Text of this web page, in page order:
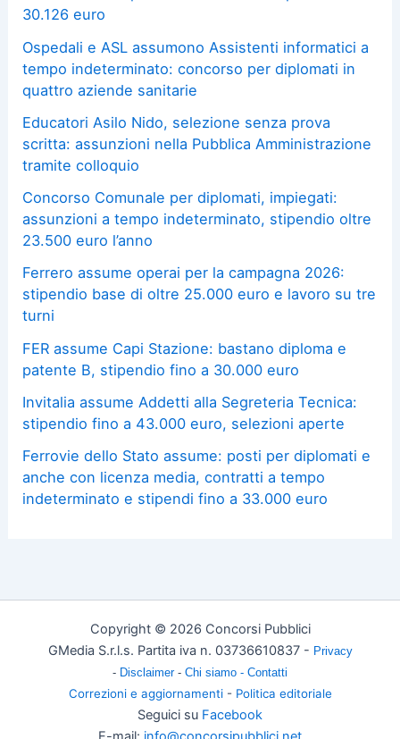
30.126 euro
Ospedali e ASL assumono Assistenti informatici a
tempo indeterminato: concorso per diplomati in
quattro aziende sanitarie
Educatori Asilo Nido, selezione senza prova
scritta: assunzioni nella Pubblica Amministrazione
tramite colloquio
Concorso Comunale per diplomati, impiegati:
assunzioni a tempo indeterminato, stipendio oltre
23.500 euro l’anno
Ferrero assume operai per la campagna 2026:
stipendio base di oltre 25.000 euro e lavoro su tre
turni
FER assume Capi Stazione: bastano diploma e
patente B, stipendio fino a 30.000 euro
Invitalia assume Addetti alla Segreteria Tecnica:
stipendio fino a 43.000 euro, selezioni aperte
Ferrovie dello Stato assume: posti per diplomati e
anche con licenza media, contratti a tempo
indeterminato e stipendi fino a 33.000 euro
Copyright © 2026 Concorsi Pubblici
GMedia S.r.l.s. Partita iva n. 03736610837 - Privacy
- Disclaimer - Chi siamo - Contatti
Correzioni e aggiornamenti- Politica editoriale
Seguici su Facebook